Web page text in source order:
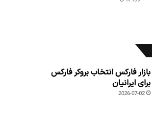
بازار فارکس انتخاب بروکر فارکس
برای ایرانیان
2026-07-02